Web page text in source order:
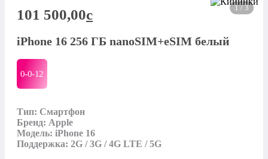
1 / 3
101 500,00c
iPhone 16 256 ГБ nanoSIM+eSIM белый
0-0-12
Тип: Смартфон
Бренд: Apple
Модель: iPhone 16
Поддержка: 2G / 3G / 4G LTE / 5G